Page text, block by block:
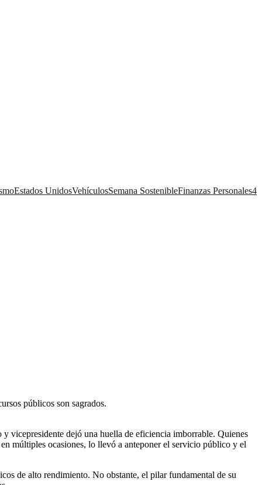
Estados UnidosVehículosSemana SostenibleFinanzas Personales4
públicos son sagrados.
vicepresidente dejó una huella de eficiencia imborrable. Quienes
múltiples ocasiones, lo llevó a anteponer el servicio público y el
de alto rendimiento. No obstante, el pilar fundamental de su